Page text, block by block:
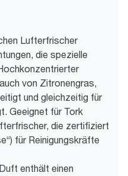
Lufterfrischer
die spezielle
von Zitronengras,
und gleichzeitig für
Geeignet für Tork
die zertifiziert
für Reinigungskräfte
enthält einen